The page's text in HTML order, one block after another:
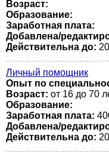
Возраст:
Образование:
Заработная плата:
Добавлена/
Действительна до:
Личный помощник
Опыт по
Возраст: от 16 до 70
Образование:
Заработная плата:
Добавлена/
Действительна до: